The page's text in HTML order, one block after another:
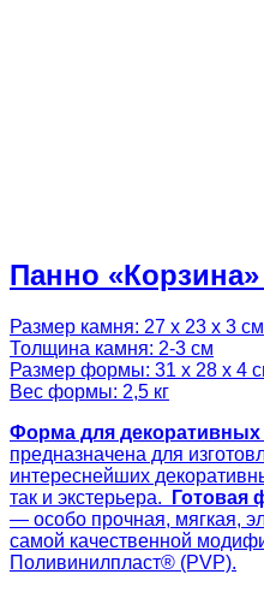
Панно «Корзина»
Размер камня: 27 х 23 х 3 см
Толщина камня: 2-3 см
Размер формы: 31 х 28 х 4
Вес формы: 2,5 кг
Форма для декоративных
предназначена для
интереснейших
так и экстерьера.
Готовая
— особо прочная, мягкая,
самой качественной
Поливинилпласт® (PVP).